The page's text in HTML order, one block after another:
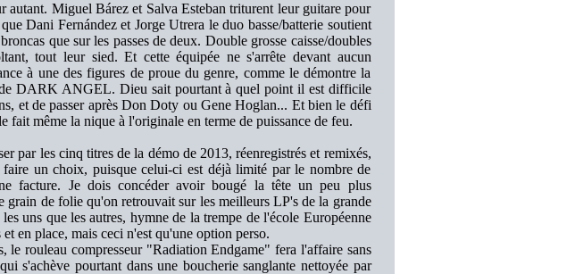
autant. Miguel Bárez et Salva Esteban triturent leur guitare pour
Dani Fernández et Jorge Utrera le duo basse/batterie soutient
que sur les passes de deux. Double grosse caisse/doubles
tout leur sied. Et cette équipée ne s'arrête devant aucun
à une des figures de proue du genre, comme le démontre la
DARK ANGEL. Dieu sait pourtant à quel point il est difficile
et de passer après Don Doty ou Gene Hoglan... Et bien le défi
fait même la nique à l'originale en terme de puissance de feu.
par les cinq titres de la démo de 2013, réenregistrés et remixés,
un choix, puisque celui-ci est déjà limité par le nombre de
facture. Je dois concéder avoir bougé la tête un peu plus
de folie qu'on retrouvait sur les meilleurs LP's de la grande
uns que les autres, hymne de la trempe de l'école Européenne
en place, mais ceci n'est qu'une option perso.
le rouleau compresseur "Radiation Endgame" fera l'affaire sans
s'achève pourtant dans une boucherie sanglante nettoyée par